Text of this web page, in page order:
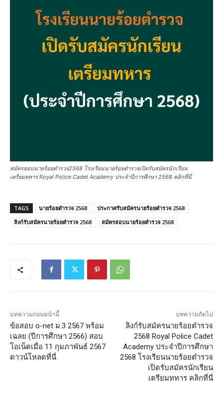
สมัครสอบนายร้อยตำรวจ2568 โรงเรียนนายร้อยตำรวจเปิดรับสมัครนักเรียน
เตรียมทหาร Royal Police Cadet Academy ประจำปีการศึกษา 2568 คลิกที่นี่
TAGS นายร้อยตำรวจ 2568
ประกาศรับสมัครนายร้อยตำรวจ 2568
ลิงก์รับสมัครนายร้อยตำรวจ 2568
สมัครสอบนายร้อยตำรวจ 2568
บทความก่อนหน้านี้
ข้อสอบ o-net ม.3 2567 พร้อม
เฉลย (ปีการศึกษา 2566) สอบ
โอเน็ตเมื่อ 11 กุมภาพันธ์ 2567
ดาวน์โหลดที่นี่
บทความถัดไป
ลิงก์รับสมัครนายร้อยตำรวจ
2568 Royal Police Cadet
Academy ประจำปีการศึกษา
2568 โรงเรียนนายร้อยตำรวจ
เปิดรับสมัครนักเรียน
เตรียมทหาร คลิกที่นี่